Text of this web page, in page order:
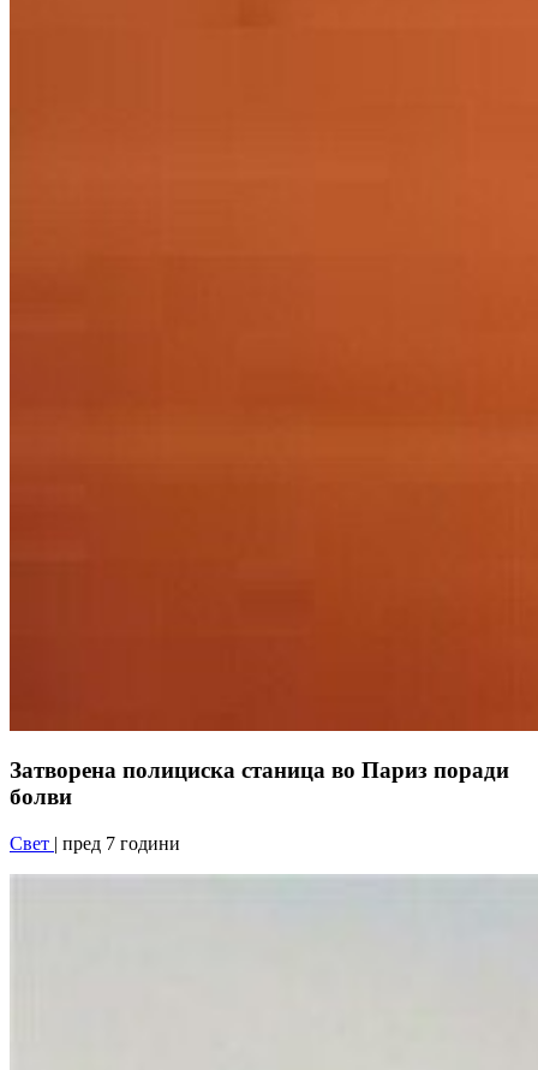
Затворена полициска станица во Париз поради
болви
Свет | пред 7 години